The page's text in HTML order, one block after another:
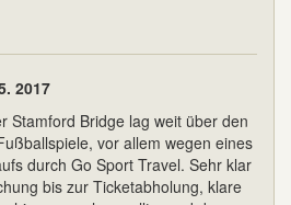
2017
Stamford Bridge lag weit über den
vor allem wegen eines
durch Go Sport Travel. Sehr klar
bis zur Ticketabholung, klare